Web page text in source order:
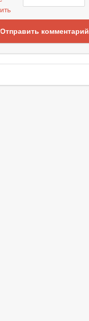
Отправить комментарий